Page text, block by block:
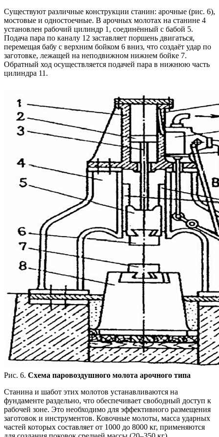
Существуют различные конструкции станин: арочные (рис. 6),
мостовые и одностоечные. В арочных молотах на станине 4
установлен рабочий цилиндр 1, соединённый с бабой 5.
Подача пара по каналу 12 заставляет поршень двигаться,
перемещая бабу с верхним бойком 6 вниз, что создаёт удар по
заготовке, лежащей на неподвижном нижнем бойке 7.
Обратный ход осуществляется подачей пара в нижнюю часть
цилиндра 11.
Рис. 6. Схема паровоздушного молота арочного типа
Станина и шабот этих молотов устанавливаются на
фундаменте раздельно, что обеспечивает свободный доступ к
рабочей зоне. Это необходимо для эффективного размещения
заготовок и инструментов. Ковочные молоты, масса ударных
частей которых составляет от 1000 до 8000 кг, применяются